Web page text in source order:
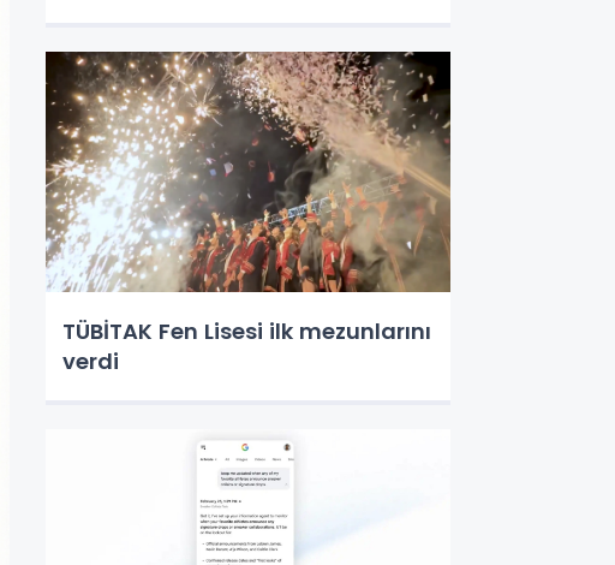
TÜBİTAK Fen Lisesi ilk mezunlarını
verdi